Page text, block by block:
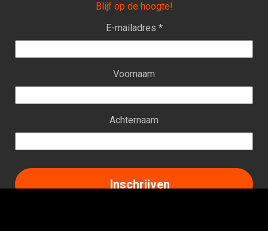
Blijf op de hoogte!
E-mailadres *
Voornaam
Achternaam